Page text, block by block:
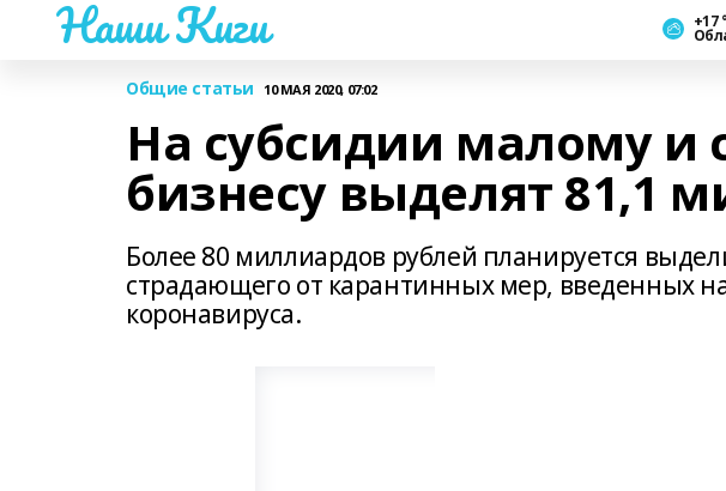
Наши Киги +17
Общие статьи 10 МАЯ 2020, 07:02
На субсидии малому и
бизнесу выделят 81,1
Более 80 миллиардов рублей планируется
страдающего от карантинных мер, введенных
коронавируса.